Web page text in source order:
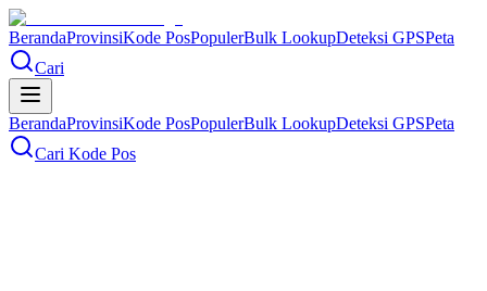
BerandaProvinsiKode PosPopulerBulk LookupDeteksi GPSPeta
Cari
BerandaProvinsiKode PosPopulerBulk LookupDeteksi GPSPeta
Cari Kode Pos